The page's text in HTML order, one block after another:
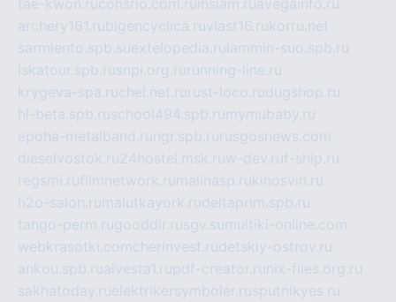
archery161.rubigencyclica.ruvlast16.rukorru.net
sarmiento.spb.suextelopedia.ru lammin-suo.spb.ru
iskatour.spb.rusnpi.org.ru running-line.ru
krygeva-spa.ruchel.net.ru rust-loco.rudugshop.ru
hl-beta.spb.ruschool494.spb.ru mymubaby.ru
epoha-metalband.ru ngr.spb.ru rusgosnews.com
dieselvostok.ru24hostel.msk.ruw-dev.ruf-ship.ru
regsmi.rufilmnetwork.ru malinasp.rukinosvin.ru
h2o-salon.ru malutkayork.rudeltaprim.spb.ru
tango-perm.rugooddir.rusgv.su multiki-online.com
webkrasotki.comcherinvest.rudetskiy-ostrov.ru
ankou.spb.rualvesta1.rupdf-creator.ru nix-files.org.ru
sakhatoday.ruelektrikersymboler.rusputnikyes.ru